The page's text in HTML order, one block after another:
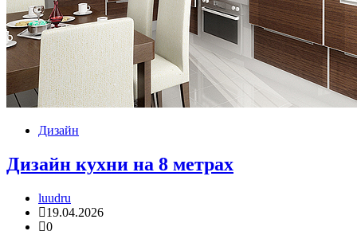
Дизайн
Дизайн кухни на 8 метрах
luudru
19.04.2026
0